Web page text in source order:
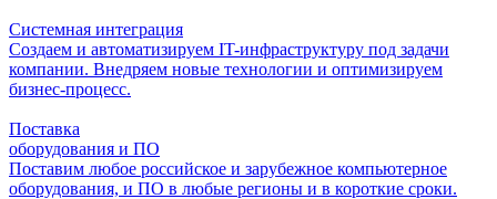
Системная интеграция
Создаем и автоматизируем IT-инфраструктуру под задачи
компании. Внедряем новые технологии и оптимизируем
бизнес-процесс.
Поставка
оборудования и ПО
Поставим любое российское и зарубежное компьютерное
оборудования, и ПО в любые регионы и в короткие сроки.